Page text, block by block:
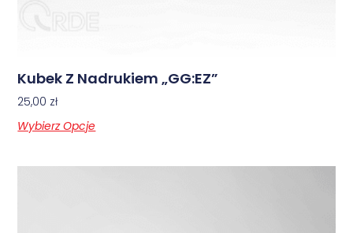
Kubek Z Nadrukiem „GG:EZ”
25,00 zł
Wybierz Opcje